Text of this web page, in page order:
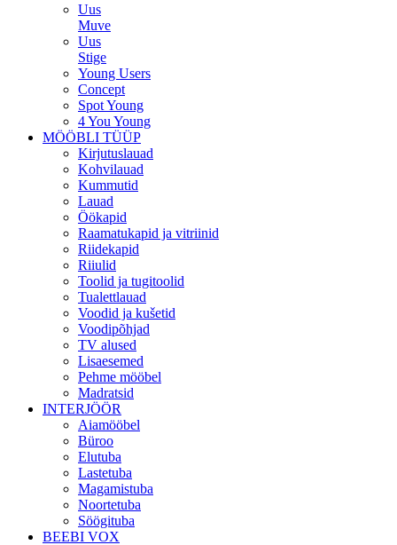
Uus
Muve
Uus
Stige
Young Users
Concept
Spot Young
4 You Young
MÖÖBLI TÜÜP
Kirjutuslauad
Kohvilauad
Kummutid
Lauad
Öökapid
Raamatukapid ja vitriinid
Riidekapid
Riiulid
Toolid ja tugitoolid
Tualettlauad
Voodid ja kušetid
Voodipõhjad
TV alused
Lisaesemed
Pehme mööbel
Madratsid
INTERJÖÖR
Aiamööbel
Büroo
Elutuba
Lastetuba
Magamistuba
Noortetuba
Söögituba
BEEBI VOX